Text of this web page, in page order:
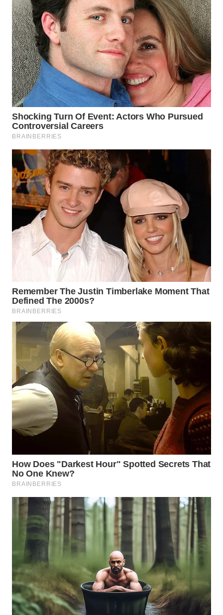
WN
KEPULAUAN
SERIBU
WN
TANGERANG
WN
BINJAI
WN
CIREBON
WN
INDRAMAYU
WN
KUNINGAN
WN
WN
SUBANG
WN
SUKABUMI
WN
PURWAKARTA
WN
PRIANGAN
TIMUR
SEMARANG
WN
WN
BOROBUDUR
MADURA
WN
SURABAYA